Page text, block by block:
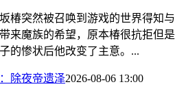
椿突然被召唤到游戏的世界得知与
来魔族的希望，原本椿很抗拒但是
的惨状后他改变了主意。...
除夜帝遗泽2026-08-06 13:00